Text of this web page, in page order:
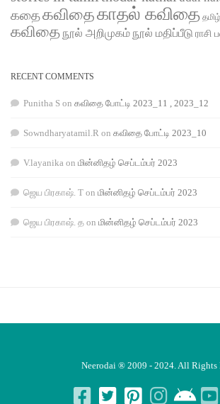
கதைகவிதைகாதல் கவிதை
கவிதை நூல் அறிமுகம் நூல் மதிப்பீடு ராசி
RECENT COMMENTS
Punitha S on கவிதை போட்டி 2023_11 , 2023_12
Sowndharyatamil.R on கவிதை போட்டி 2023_10
V.layanika on மின்னிதழ் செப்டம்பர் 2023
ஜெய பிரகாஷ். T on மின்னிதழ் செப்டம்பர் 2023
ஜெய பிரகாஷ். த on மின்னிதழ் செப்டம்பர் 2023
Neerodai ® 2009 - 2024. All Rights